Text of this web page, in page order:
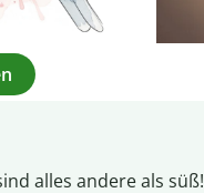
alles andere als süß!